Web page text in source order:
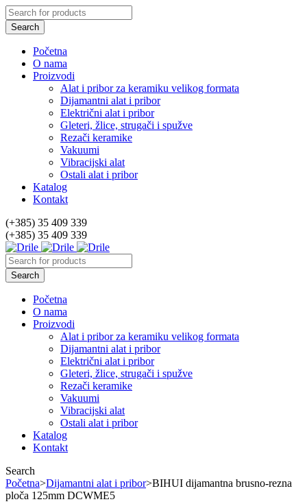
Početna
O nama
Proizvodi
Alat i pribor za keramiku velikog formata
Dijamantni alat i pribor
Električni alat i pribor
Gleteri, žlice, strugači i spužve
Rezači keramike
Vakuumi
Vibracijski alat
Ostali alat i pribor
Katalog
Kontakt
(+385) 35 409 339
(+385) 35 409 339
Početna
O nama
Proizvodi
Alat i pribor za keramiku velikog formata
Dijamantni alat i pribor
Električni alat i pribor
Gleteri, žlice, strugači i spužve
Rezači keramike
Vakuumi
Vibracijski alat
Ostali alat i pribor
Katalog
Kontakt
Search
Početna>Dijamantni alat i pribor>BIHUI dijamantna brusno-rezna
ploča 125mm DCWME5